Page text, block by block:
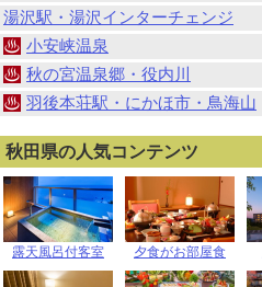
湯沢駅・湯沢インターチェンジ
小安峡温泉
秋の宮温泉郷・役内川
羽後本荘駅・にかほ市・鳥海山
秋田県の人気コンテンツ
露天風呂付客室 夕食がお部屋食